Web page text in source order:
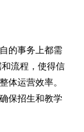
的事务上都需
流程，使得信
体运营效率。
保招生和教学